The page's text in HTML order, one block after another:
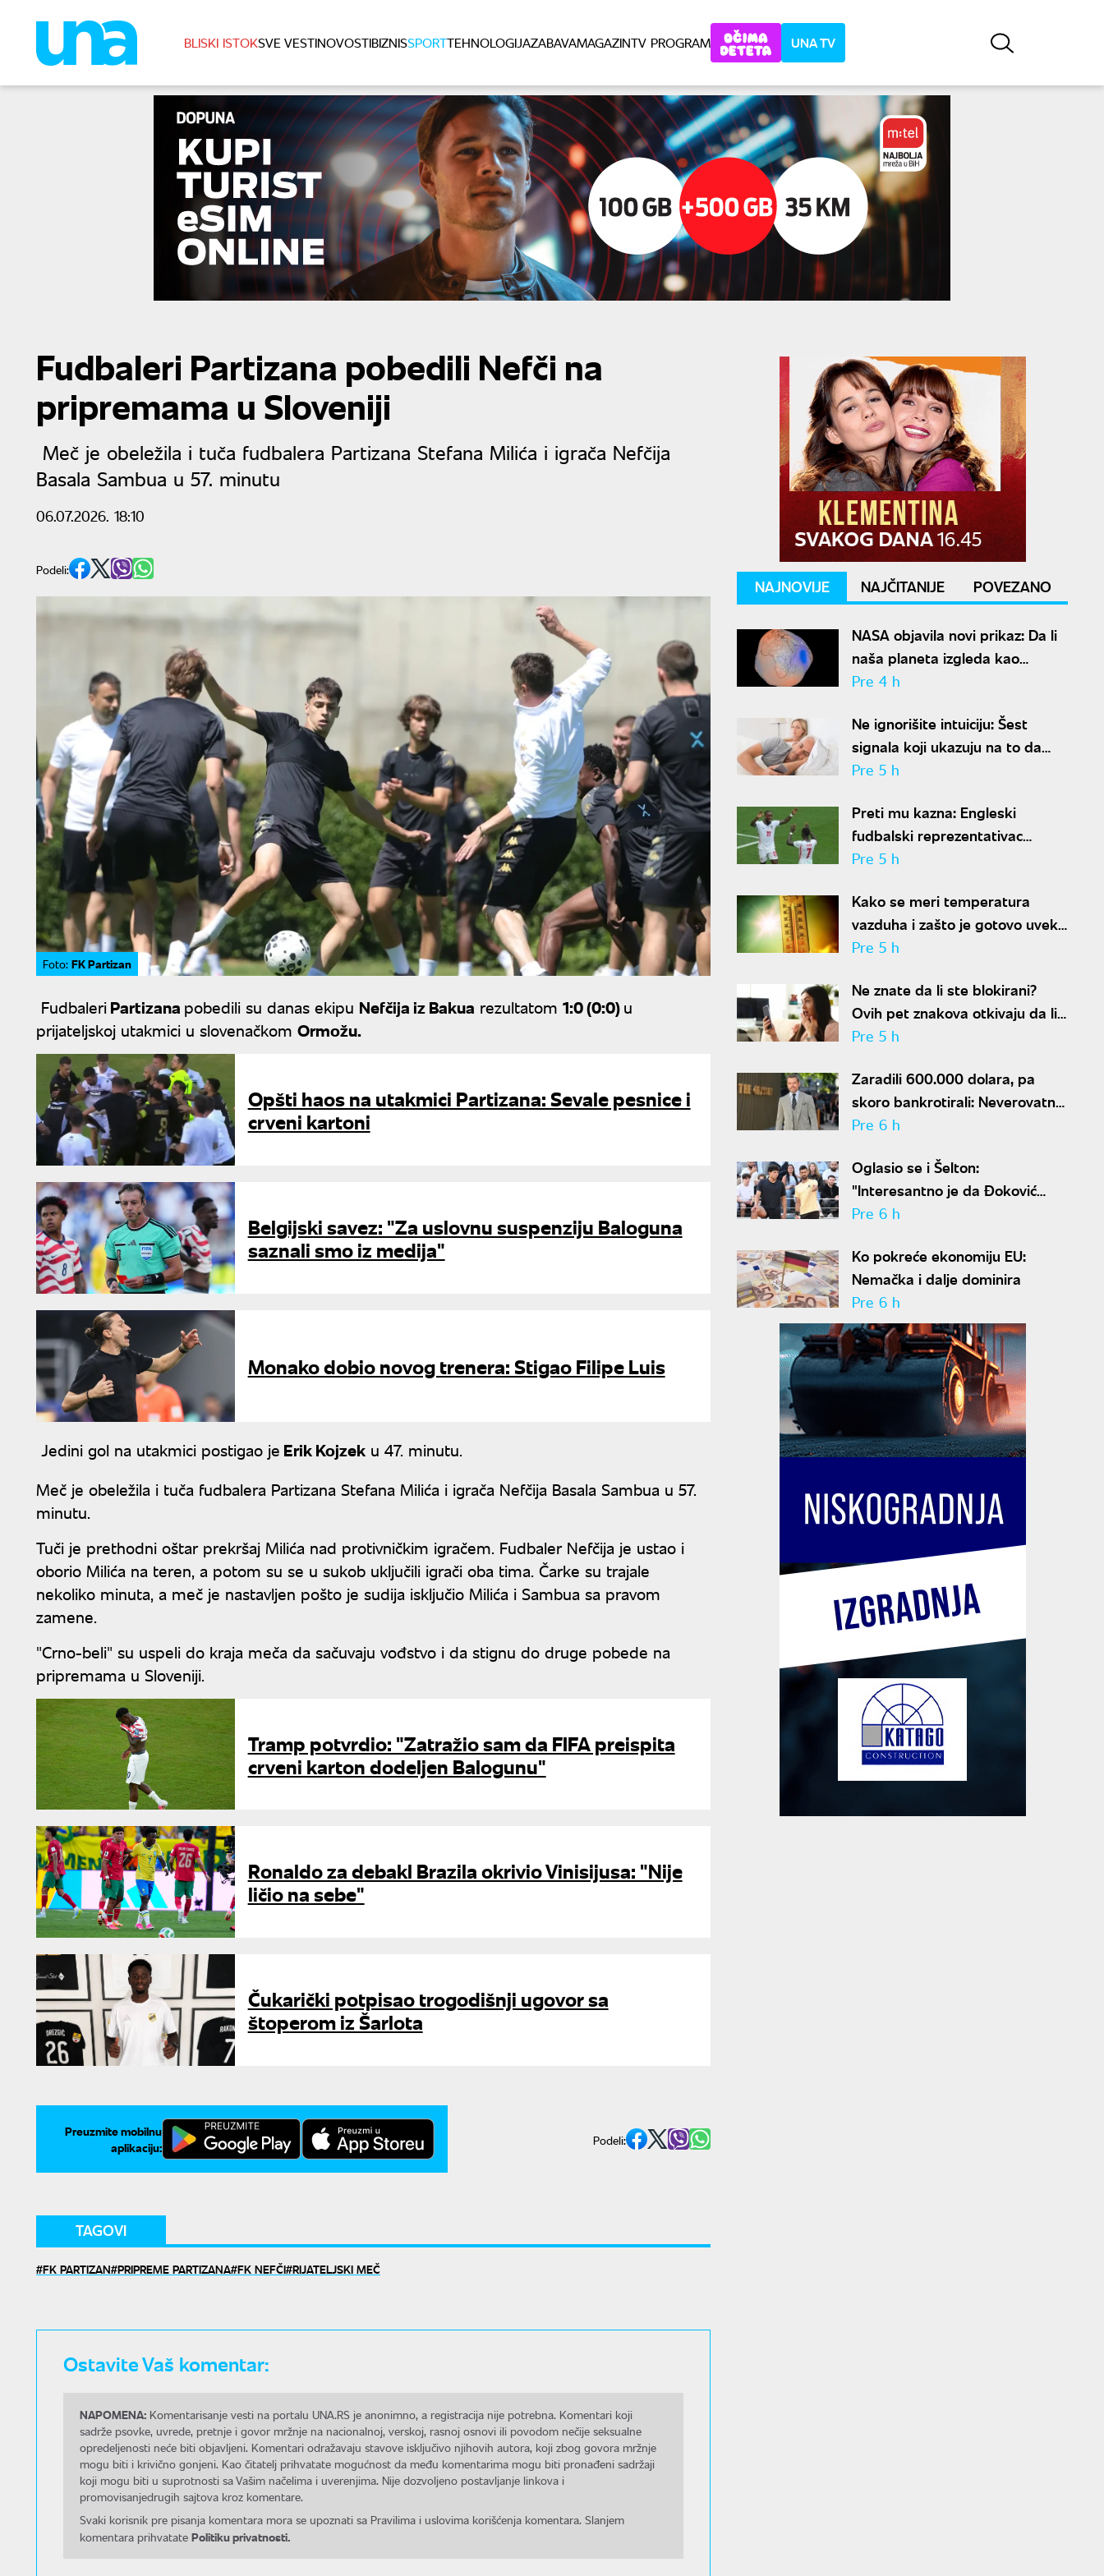
BLISKI ISTOKSVE VESTINOVOSTIBIZNISSPORTTEHNOLOGIJAZABAVAMAGAZINTV PROGRAM UNA TV
Fudbaleri Partizana pobedili Nefči na
pripremama u Sloveniji
Meč je obeležila i tuča fudbalera Partizana Stefana Milića i igrača Nefčija
Basala Sambua u 57. minutu
06.07.2026. 18:10
Podeli:
Foto: FK Partizan
Fudbaleri Partizana pobedili su danas ekipu Nefčija iz Bakua rezultatom 1:0 (0:0)u
prijateljskoj utakmici u slovenačkom Ormožu.
Opšti haos na utakmici Partizana: Sevale pesnice i
crveni kartoni
Belgijski savez: "Za uslovnu suspenziju Baloguna
saznali smo iz medija"
Monako dobio novog trenera: Stigao Filipe Luis
Jedini gol na utakmici postigao je Erik Kojzek u 47. minutu.
Meč je obeležila i tuča fudbalera Partizana Stefana Milića i igrača Nefčija Basala Sambua u 57.
minutu.
Tuči je prethodni oštar prekršaj Milića nad protivničkim igračem. Fudbaler Nefčija je ustao i
oborio Milića na teren, a potom su se u sukob uključili igrači oba tima. Čarke su trajale
nekoliko minuta, a meč je nastavljen pošto je sudija isključio Milića i Sambua sa pravom
zamene.
"Crno-beli" su uspeli do kraja meča da sačuvaju vođstvo i da stignu do druge pobede na
pripremama u Sloveniji.
Tramp potvrdio: "Zatražio sam da FIFA preispita
crveni karton dodeljen Balogunu"
Ronaldo za debakl Brazila okrivio Vinisijusa: "Nije
ličio na sebe"
Čukarički potpisao trogodišnji ugovor sa
štoperom iz Šarlota
Preuzmite mobilnu
aplikaciju:
Podeli:
TAGOVI
FK PARTIZAN PRIPREME PARTIZANA FK NEFČI RIJATELJSKI MEČ
Ostavite Vaš komentar:
NAPOMENA: Komentarisanje vesti na portalu UNA.RS je anonimno, a registracija nije potrebna. Komentari koji
sadrže psovke, uvrede, pretnje i govor mržnje na nacionalnoj, verskoj, rasnoj osnovi ili povodom nečije seksualne
opredeljenosti neće biti objavljeni. Komentari odražavaju stavove isključivo njihovih autora, koji zbog govora mržnje
mogu biti i krivično gonjeni. Kao čitatelj prihvatate mogućnost da među komentarima mogu biti pronađeni sadržaji
koji mogu biti u suprotnosti sa Vašim načelima i uverenjima. Nije dozvoljeno postavljanje linkova i
promovisanjedrugih sajtova kroz komentare.
Svaki korisnik pre pisanja komentara mora se upoznati sa Pravilima i uslovima korišćenja komentara. Slanjem
komentara prihvatate Politiku privatnosti.
NAJNOVIJE NAJČITANIJE POVEZANO
NASA objavila novi prikaz: Da li
naša planeta izgleda kao
krompir ili kao plavi kliker?
Pre 4 h
Ne ignorišite intuiciju: Šest
signala koji ukazuju na to da
partner krije aferu
Pre 5 h
Preti mu kazna: Engleski
fudbalski reprezentativac
optužen za napad u noćnom
Pre 5 h
Kako se meri temperatura
vazduha i zašto je gotovo uvek
niža od one koju pokazuju naši
Pre 5 h
Ne znate da li ste blokirani?
Ovih pet znakova otkivaju da li
se nalazite na nečijoj "crnoj listi"
Pre 5 h
Zaradili 600.000 dolara, pa
skoro bankrotirali: Neverovatna
ispovest Meta Dejmona o paklu
Pre 6 h
Oglasio se i Šelton:
"Interesantno je da Đoković
predlaže skraćenje mečeva..."
Pre 6 h
Ko pokreće ekonomiju EU:
Nemačka i dalje dominira
Pre 6 h